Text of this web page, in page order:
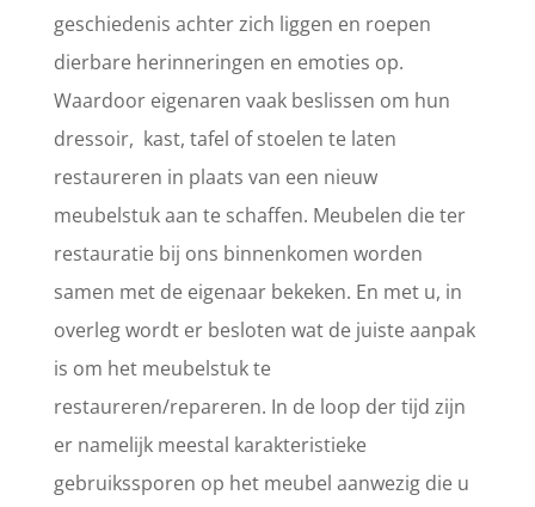
geschiedenis achter zich liggen en roepen
dierbare herinneringen en emoties op.
Waardoor eigenaren vaak beslissen om hun
dressoir, kast, tafel of stoelen te laten
restaureren in plaats van een nieuw
meubelstuk aan te schaffen. Meubelen die ter
restauratie bij ons binnenkomen worden
samen met de eigenaar bekeken. En met u, in
overleg wordt er besloten wat de juiste aanpak
is om het meubelstuk te
restaureren/repareren. In de loop der tijd zijn
er namelijk meestal karakteristieke
gebruikssporen op het meubel aanwezig die u